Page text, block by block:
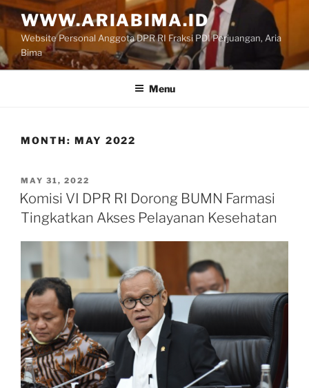
Skip
to
content
WWW.ARIABIMA.ID
Website Personal Anggota DPR RI Fraksi PDI Perjuangan, Aria
Bima
Menu
MONTH: MAY 2022
POSTED
ON
MAY 31, 2022
Komisi VI DPR RI Dorong BUMN Farmasi
Tingkatkan Akses Pelayanan Kesehatan